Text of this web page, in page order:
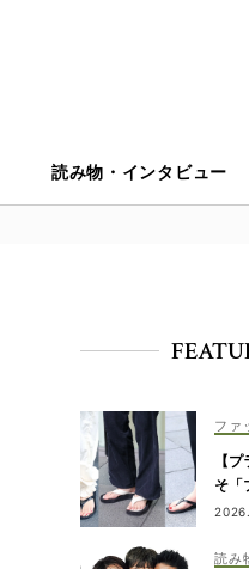
読み物・インタビュー
ファ
【
そ「
れい
読み